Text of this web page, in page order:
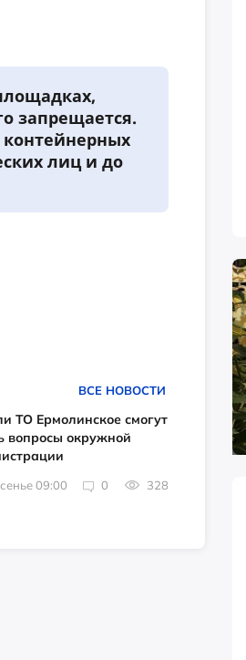
запрещается.
лиц и до
ВСЕ НОВОСТИ
ТО Ермолинское смогут
вопросы окружной
09:00 0 328